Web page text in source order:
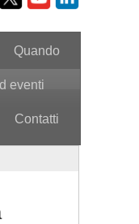
Quando
eventi
Contatti